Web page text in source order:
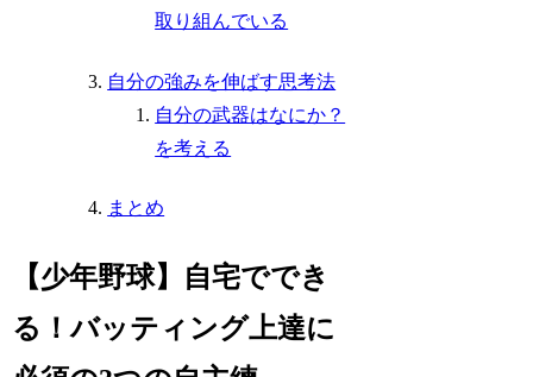
取り組んでいる
自分の強みを伸ばす思考法
自分の武器はなにか？
を考える
まとめ
【少年野球】自宅ででき
る！バッティング上達に